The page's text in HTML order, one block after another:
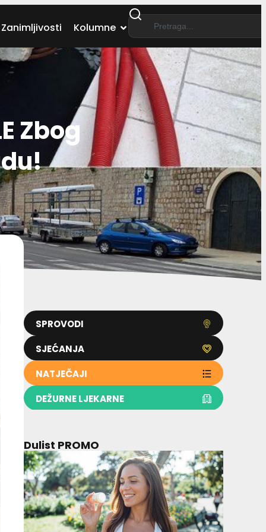
Zanimljivosti Kolumne
Zbog
SPROVODI
SJEĆANJA
NATJEČAJI
DEŽURNE LJEKARNE
Dulist PROMO